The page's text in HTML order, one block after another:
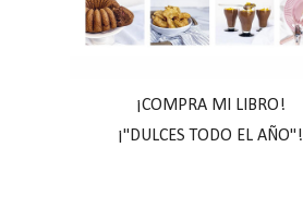
¡COMPRA MI LIBRO!
¡"DULCES TODO EL AÑO"!